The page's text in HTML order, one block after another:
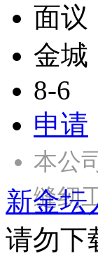
面议
金
8-6
申请
本公
缝纫
新金坛
请勿下